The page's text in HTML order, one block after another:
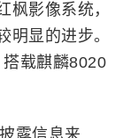
枫影像系统，
明显的进步。
载麒麟8020